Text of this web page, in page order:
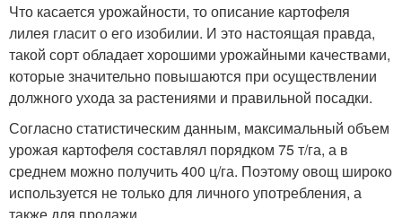
Что касается урожайности, то описание картофеля
лилея гласит о его изобилии. И это настоящая правда,
такой сорт обладает хорошими урожайными качествами,
которые значительно повышаются при осуществлении
должного ухода за растениями и правильной посадки.
Согласно статистическим данным, максимальный объем
урожая картофеля составлял порядком 75 т/га, а в
среднем можно получить 400 ц/га. Поэтому овощ широко
используется не только для личного употребления, а